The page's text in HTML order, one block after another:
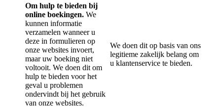
Om hulp te bieden bij
online boekingen. We
kunnen informatie
verzamelen wanneer u
deze in formulieren op
onze websites invoert,
maar uw boeking niet
voltooit. We doen dit om
hulp te bieden voor het
geval u problemen
ondervindt bij het gebruik
van onze websites.
We doen dit op basis van ons
legitieme zakelijk belang om
u klantenservice te bieden.